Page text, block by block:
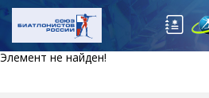
Элемент не найден!